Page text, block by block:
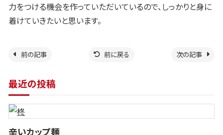
力をつける機会を作っていただいているので、しっかりと身に
着けていきたいと思います。
前の記事 前に戻る 次の記事
最近の投稿
辛いカップ麺